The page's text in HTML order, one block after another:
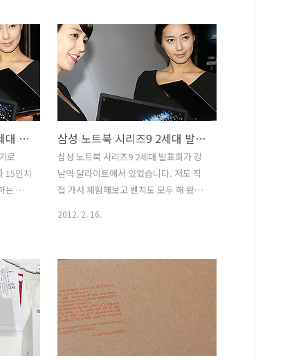
럼 쓸
쓸 수
저로
기, 사
. 스마
힘이
연결
HD
지만,
다. 집
라도
텐드 입니다. elago L2 Stand 리뷰를 통
해서 노트북 스탠드를 쓰면 무엇이 좋은
지 그리고 디자인은 어떤지 견고한지 등
을 알아 보도록 하겠습니다. 이 스탠드를
사용하면서 편했던점은 노트북을 바닥에
서 조금 높에 띄워놓을 수 있어서 듀얼모
니터로 쓸 때에도 기존모니터와 눈높이가
비슷해서 편했다는 점 입니다. 붉은색 라
인은 원래 노트북이 놓인다면 모니터가
시작하는 위치 입니다. 그런데 elago L2
Stand에 올려놓으면 모니터의 높이가 높
삼성 노트북 뉴시리즈9 2세대 후기 13.3인치 15인치 NT900X3B-A74 비교 리뷰
로
15인치
는 벤
간을
부분에
경우
경우
두 9.8
. 물
간 입
삼성 노트북 시리즈9 2세대 발표회
삼성 노트북 시리즈9 2세대 발표회가 강
남역 달라이트에서 있었습니다. 저도 직
접 가서 체험해보고 벤치도 모두 해 왔습
데요. 이전 모델보다 훨씬 얇아진 디자인
에 알루미늄으로 바뀌어서 좀 더 세련되
어졌고 성능도 더 업그레이드가 되었습니
다. 프리미엄이라는 이름을 붙여도 될 정
도의 디자인과 성능으로 나온것이 주목할
점이네요. 그런데 가격도 출고가가 쌔게
나왔습니다. 삼성 노트북 뉴시리즈9 벤치
2012. 2. 16.